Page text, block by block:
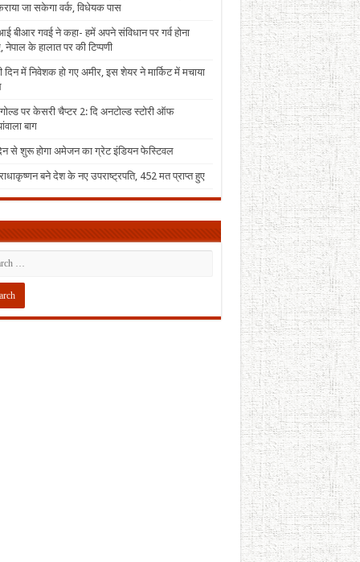
जा सकेगा वर्क, विधेयक पास
बीआर गवई ने कहा- हमें अपने संविधान पर गर्व होना
नेपाल के हालात पर की टिप्पणी
दिन में निवेशक हो गए अमीर, इस शेयर ने मार्किट में मचाया
गोल्ड पर केसरी चैप्टर 2: दि अनटोल्ड स्टोरी ऑफ
बाग
से शुरू होगा अमेजन का ग्रेट इंडियन फेस्टिवल
बने देश के नए उपराष्ट्रपति, 452 मत प्राप्त हुए